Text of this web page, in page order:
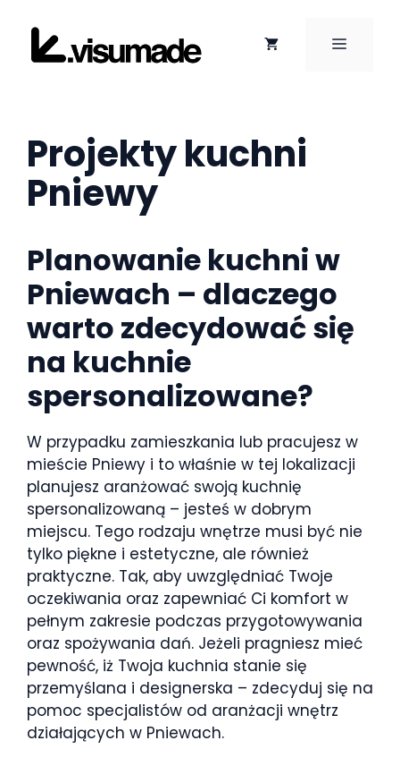
treści
MENU
Projekty kuchni
Pniewy
Planowanie kuchni w
Pniewach – dlaczego
warto zdecydować się
na kuchnie
spersonalizowane?
W przypadku zamieszkania lub pracujesz w
mieście Pniewy i to właśnie w tej lokalizacji
planujesz aranżować swoją kuchnię
spersonalizowaną – jesteś w dobrym
miejscu. Tego rodzaju wnętrze musi być nie
tylko piękne i estetyczne, ale również
praktyczne. Tak, aby uwzględniać Twoje
oczekiwania oraz zapewniać Ci komfort w
pełnym zakresie podczas przygotowywania
oraz spożywania dań. Jeżeli pragniesz mieć
pewność, iż Twoja kuchnia stanie się
przemyślana i designerska – zdecyduj się na
pomoc specjalistów od aranżacji wnętrz
działających w Pniewach.